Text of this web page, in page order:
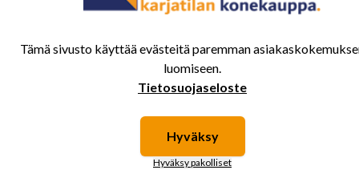
Tälle tuotteelle ei ole vielä arvioita. Kirjaudu sisään ja
Sinua saattavat kiinnostaa myös nämä
Tämä sivusto käyttää evästeitä paremman
luomiseen.
Tietosuojaseloste
Hyväksy
Hyväksy pakolliset